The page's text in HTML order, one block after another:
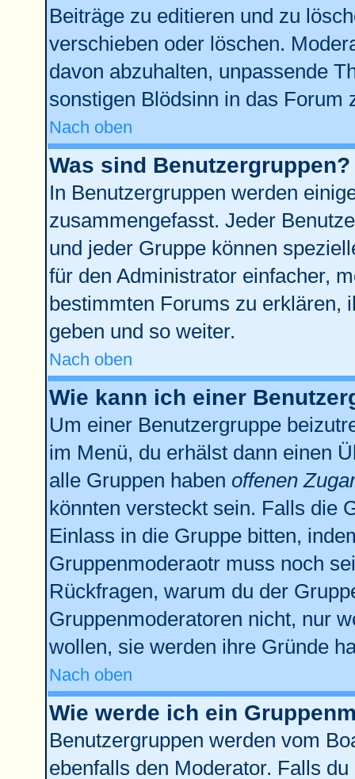
Beiträge zu editieren und zu
verschieben oder löschen.
davon abzuhalten, unpassende
sonstigen Blödsinn in das Forum
Nach oben
Was sind Benutzergruppen?
In Benutzergruppen werden
zusammengefasst. Jeder
und jeder Gruppe können
für den Administrator einfacher,
bestimmten Forums zu erklären,
geben und so weiter.
Nach oben
Wie kann ich einer
Um einer Benutzergruppe
im Menü, du erhälst dann einen
alle Gruppen haben offenen
könnten versteckt sein. Falls die
Einlass in die Gruppe bitten,
Gruppenmoderaotr muss noch
Rückfragen, warum du der
Gruppenmoderatoren nicht, nur
wollen, sie werden ihre Gründe
Nach oben
Wie werde ich ein
Benutzergruppen werden vom
ebenfalls den Moderator. Falls